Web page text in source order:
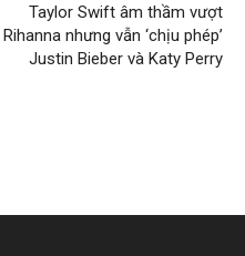
Taylor Swift âm thầm vượt
Rihanna nhưng vẫn ‘chịu phép’
Justin Bieber và Katy Perry